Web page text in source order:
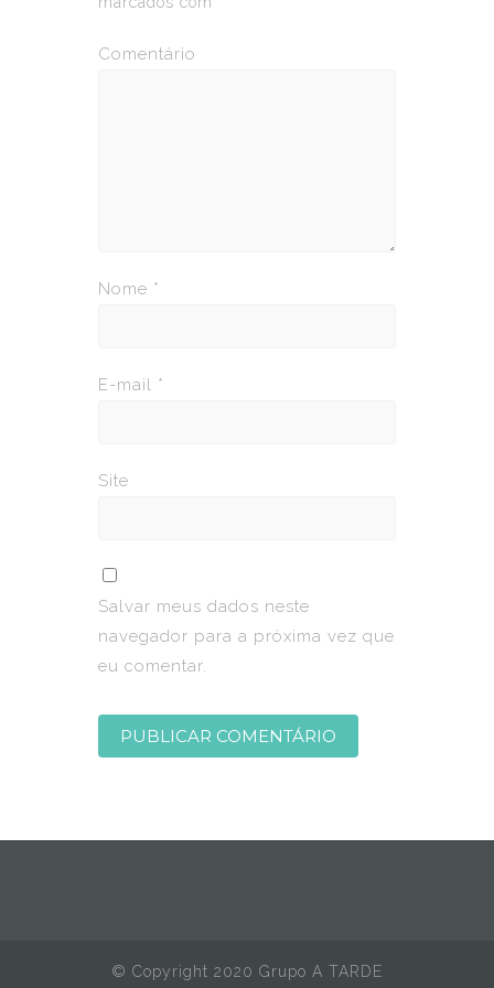
Comentário
Nome *
E-mail *
Site
Salvar meus dados neste
navegador para a próxima vez que
eu comentar.
© Copyright 2020 Grupo A TARDE